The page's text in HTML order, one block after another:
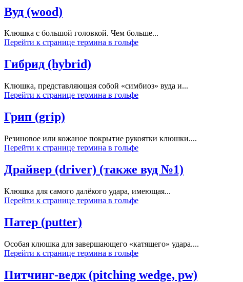
Вуд (wood)
Клюшка с большой головкой. Чем больше...
Перейти к странице термина в гольфе
Гибрид (hybrid)
Клюшка, представляющая собой «симбиоз» вуда и...
Перейти к странице термина в гольфе
Грип (grip)
Резиновое или кожаное покрытие рукоятки клюшки....
Перейти к странице термина в гольфе
Драйвер (driver) (также вуд №1)
Клюшка для самого далёкого удара, имеющая...
Перейти к странице термина в гольфе
Патер (putter)
Особая клюшка для завершающего «катящего» удара....
Перейти к странице термина в гольфе
Питчинг-ведж (pitching wedge, pw)